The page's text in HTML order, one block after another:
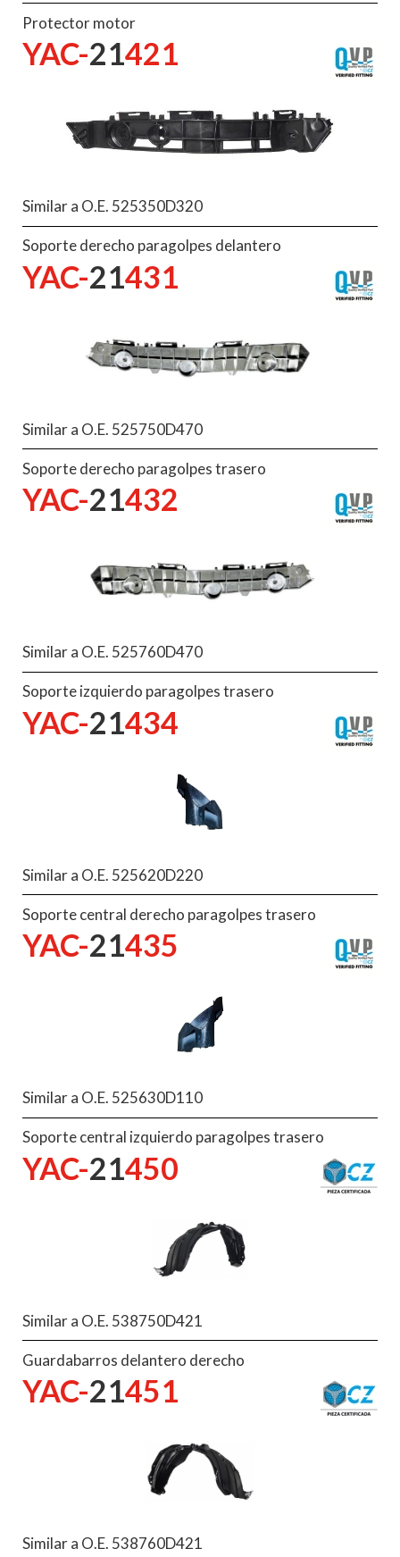
Protector motor
YAC-21421
Similar a O.E. 525350D320
Soporte derecho paragolpes delantero
YAC-21431
Similar a O.E. 525750D470
Soporte derecho paragolpes trasero
YAC-21432
Similar a O.E. 525760D470
Soporte izquierdo paragolpes trasero
YAC-21434
Similar a O.E. 525620D220
Soporte central derecho paragolpes trasero
YAC-21435
Similar a O.E. 525630D110
Soporte central izquierdo paragolpes trasero
YAC-21450
Similar a O.E. 538750D421
Guardabarros delantero derecho
YAC-21451
Similar a O.E. 538760D421